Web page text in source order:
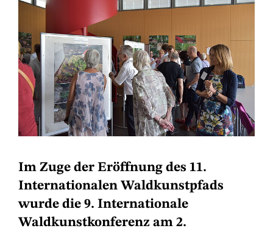
Im Zuge der Eröffnung des 11.
Internationalen Waldkunstpfads
wurde die 9. Internationale
Waldkunstkonferenz am 2.